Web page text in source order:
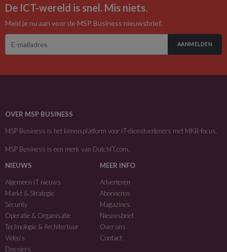
De ICT-wereld is snel. Mis niets.
Meld je nu aan voor de MSP Business nieuwsbrief.
AANMELDEN
OVER MSP BUSINESS
MSP Business is het kennisplatform voor IT-dienstverleners met MKB-focus.
MSP Business is een merk van DutchIT.com.
NIEUWS
Algemeen IT nieuws
Markt & Strategie
Security
Operatie & Organisatie
Technologie & Architectuur
Video’s
Dossiers
MEER INFO
Adverteren
Abonneren
Magazines
Nieuwsbrief
Over ons
Contact